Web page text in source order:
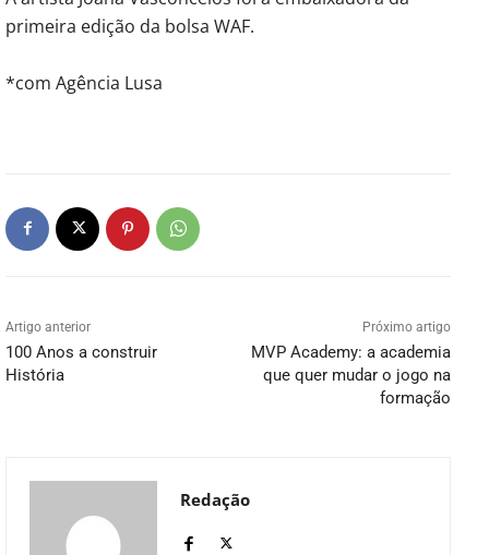
primeira edição da bolsa WAF.
*com Agência Lusa
Artigo anterior
100 Anos a construir
História
Próximo artigo
MVP Academy: a academia
que quer mudar o jogo na
formação
Redação